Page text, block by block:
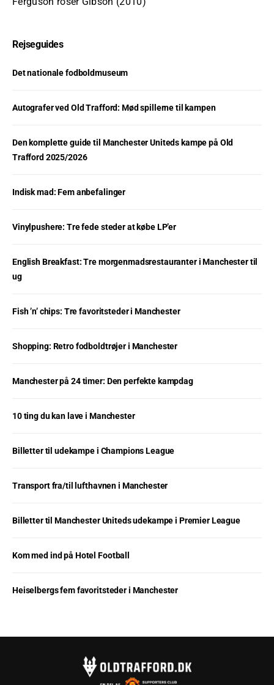
Rejseguides
Det nationale fodboldmuseum
Autografer ved Old Trafford: Mød spillerne til kampen
Den komplette guide til Manchester Uniteds kampe på Old
Trafford 2025/2026
Indisk mad: Fem anbefalinger
Vinylpushere: Tre fede steder at købe LP’er
English Breakfast: Tre morgenmadsrestauranter i Manchester til
ug
Fish ’n’ chips: Tre favoritsteder i Manchester
Shopping: Retro fodboldtrøjer i Manchester
Manchester på 24 timer: Den perfekte kampdag
10 ting du kan lave i Manchester
Billetter til udekampe i Champions League
Transport fra/til lufthavnen i Manchester
Billetter til Manchester Uniteds udekampe i Premier League
Kom med ind på Hotel Football
Heiselbergs fem favoritsteder i Manchester